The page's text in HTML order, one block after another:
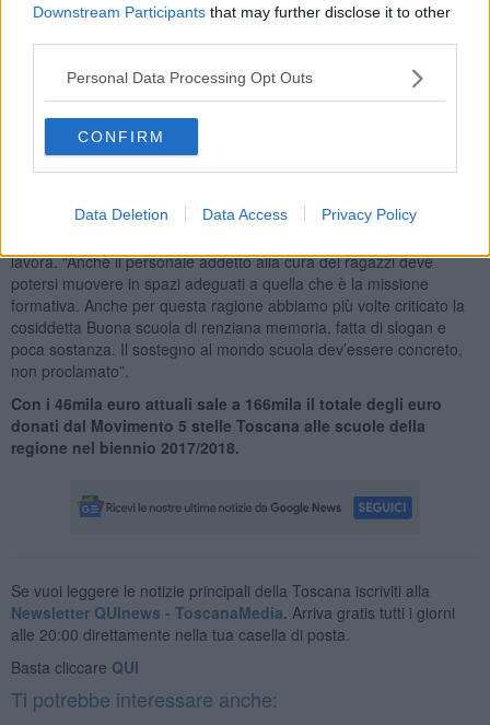
Downstream Participants that may further disclose it to other
Personal Data Processing Opt Outs
CONFIRM
Data Deletion Data Access Privacy Policy
Quinta posizioneper l’Iti Galileo Galilei di Livorno con Roboteam
laboratorio di programmazione e realizzazione di robot e sistemi
“Siamo orgogliosi – hanno detto i consiglieri regionali del M5S – di
contribuire con i fatti al miglioramento di alcune delle nostre scuole.
Siamo convinti che i giovani abbiano il diritto di vivere in un
ambiente scolastico sempre più attrezzato ed efficiente. Un luogo
percorsi di crescita culturale, sociale e civica”.
lavora. “Anche il personale addetto alla cura dei ragazzi deve
potersi muovere in spazi adeguati a quella che è la missione
formativa. Anche per questa ragione abbiamo più volte criticato la
cosiddetta Buona scuola di renziana memoria, fatta di slogan e
poca sostanza. Il sostegno al mondo scuola dev’essere concreto,
non proclamato”.
Con i 46mila euro attuali sale a 166mila il totale degli euro
donati dal Movimento 5 stelle Toscana alle scuole della
regione nel biennio 2017/2018.
Se vuoi leggere le notizie principali della Toscana iscriviti alla
Newsletter QUInews - ToscanaMedia. Arriva gratis tutti i giorni
alle 20:00 direttamente nella tua casella di posta.
Basta cliccare QUI
Ti potrebbe interessare anche: